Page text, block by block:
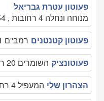
פעוטון עטרת גבריאל
מנוחה ונחלה 4 רחובות , 0526405654
פעוטון קטנטנים רמב''ם 61 רחובות , 0525771999
פעוטונציק השומרים 20 רחובות , 052-2223323
הצהרון שלי המעפיל 4 רחובות , 089474736